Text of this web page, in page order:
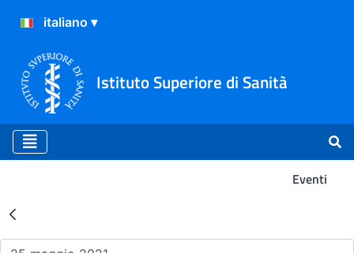
Istituto Superiore di Sanità
Eventi
Risultati della Ricerca -